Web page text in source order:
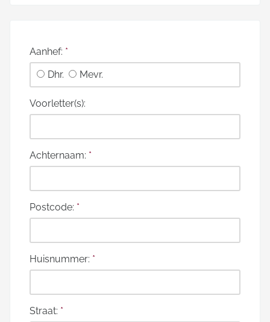
Aanhef: *
Dhr.
Mevr.
Voorletter(s):
Achternaam: *
Postcode: *
Huisnummer: *
Straat: *